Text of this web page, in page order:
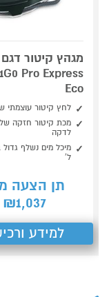
Pro Express
Eco
לחץ קיטור עוצמתי של 7.5
לדקה
ל'
תן הצעה
₪1,037
למידע